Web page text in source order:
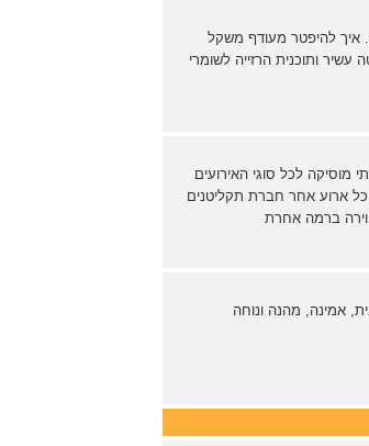
איך להיפטר מעודף משקל
ותוכנית הרזייה לשומרי
לכל סוגי האירועים
כל ארוע אחר חברת תקליטנים
ברמה אחרת
אמינה, מהנה ונוחה